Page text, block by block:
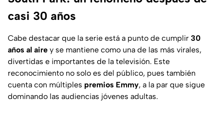
casi 30 años
Cabe destacar que la serie está a punto de cumplir 30
años al aire y se mantiene como una de las más virales,
divertidas e importantes de la televisión. Este
reconocimiento no solo es del público, pues también
cuenta con múltiples premios Emmy, a la par que sigue
dominando las audiencias jóvenes adultas.